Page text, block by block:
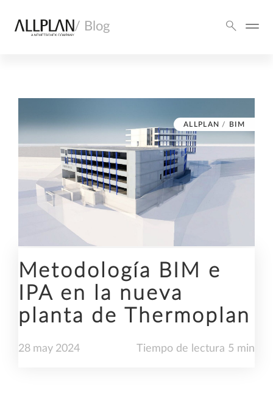
/ Blog
ALLPLAN / BIM
Metodología BIM e
IPA en la nueva
planta de Thermoplan
28 may 2024 Tiempo de lectura 5 min